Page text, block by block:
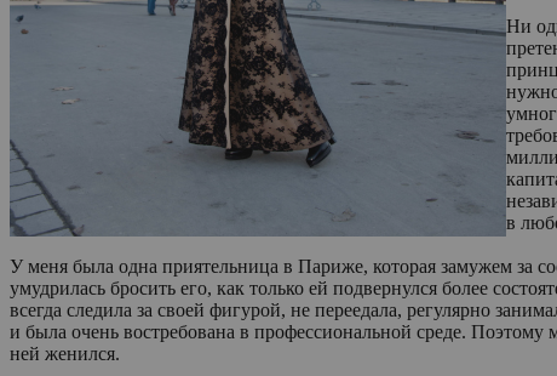
Ни
в
У меня была одна приятельница в Париже, которая замужем за
умудрилась бросить его, как только ей подвернулся более
всегда следила за своей фигурой, не переедала, регулярно
и была очень востребована в профессиональной среде.
ней женился.